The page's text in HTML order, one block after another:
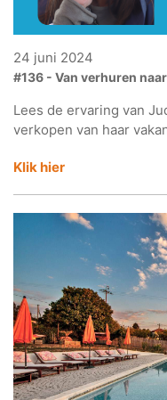
24 juni 2024
#136 - Van verhuren
Lees de ervaring van
verkopen van haar
Klik hier